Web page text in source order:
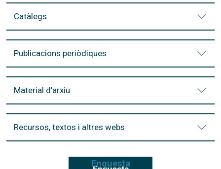
Catàlegs
Publicacions periòdiques
Material d'arxiu
Recursos, textos i altres webs
Enquesta